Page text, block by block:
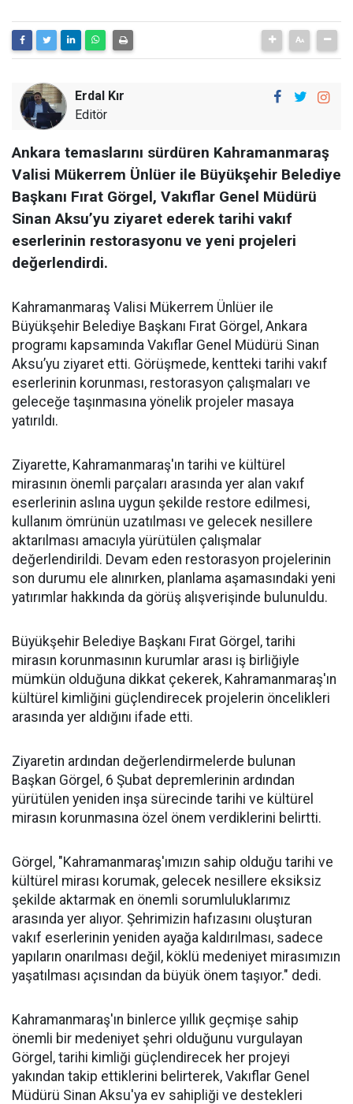
Erdal Kır
Editör
Ankara temaslarını sürdüren Kahramanmaraş
Valisi Mükerrem Ünlüer ile Büyükşehir Belediye
Başkanı Fırat Görgel, Vakıflar Genel Müdürü
Sinan Aksu’yu ziyaret ederek tarihi vakıf
eserlerinin restorasyonu ve yeni projeleri
değerlendirdi.
Kahramanmaraş Valisi Mükerrem Ünlüer ile
Büyükşehir Belediye Başkanı Fırat Görgel, Ankara
programı kapsamında Vakıflar Genel Müdürü Sinan
Aksu’yu ziyaret etti. Görüşmede, kentteki tarihi vakıf
eserlerinin korunması, restorasyon çalışmaları ve
geleceğe taşınmasına yönelik projeler masaya
yatırıldı.
Ziyarette, Kahramanmaraş'ın tarihi ve kültürel
mirasının önemli parçaları arasında yer alan vakıf
eserlerinin aslına uygun şekilde restore edilmesi,
kullanım ömrünün uzatılması ve gelecek nesillere
aktarılması amacıyla yürütülen çalışmalar
değerlendirildi. Devam eden restorasyon projelerinin
son durumu ele alınırken, planlama aşamasındaki yeni
yatırımlar hakkında da görüş alışverişinde bulunuldu.
Büyükşehir Belediye Başkanı Fırat Görgel, tarihi
mirasın korunmasının kurumlar arası iş birliğiyle
mümkün olduğuna dikkat çekerek, Kahramanmaraş'ın
kültürel kimliğini güçlendirecek projelerin öncelikleri
arasında yer aldığını ifade etti.
Ziyaretin ardından değerlendirmelerde bulunan
Başkan Görgel, 6 Şubat depremlerinin ardından
yürütülen yeniden inşa sürecinde tarihi ve kültürel
mirasın korunmasına özel önem verdiklerini belirtti.
Görgel, "Kahramanmaraş'ımızın sahip olduğu tarihi ve
kültürel mirası korumak, gelecek nesillere eksiksiz
şekilde aktarmak en önemli sorumluluklarımız
arasında yer alıyor. Şehrimizin hafızasını oluşturan
vakıf eserlerinin yeniden ayağa kaldırılması, sadece
yapıların onarılması değil, köklü medeniyet mirasımızın
yaşatılması açısından da büyük önem taşıyor." dedi.
Kahramanmaraş'ın binlerce yıllık geçmişe sahip
önemli bir medeniyet şehri olduğunu vurgulayan
Görgel, tarihi kimliği güçlendirecek her projeyi
yakından takip ettiklerini belirterek, Vakıflar Genel
Müdürü Sinan Aksu'ya ev sahipliği ve destekleri